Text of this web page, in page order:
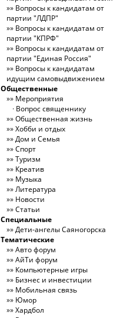
Вопросы к кандидатам от
партии "ЛДПР"
Вопросы к кандидатам от
партии "КПРФ"
Вопросы к кандидатам от
партии "Единая Россия"
Вопросы к кандидатам
идущим самовыдвижением
Общественные
Мероприятия
Вопрос священнику
Общественная жизнь
Хобби и отдых
Дом и Семья
Спорт
Туризм
Креатив
Музыка
Литература
Новости
Статьи
Специальные
Дети-ангелы Саяногорска
Тематические
Авто форум
АйТи форум
Компьютерные игры
Бизнес и инвестиции
Мобильная связь
Юмор
Хардбол